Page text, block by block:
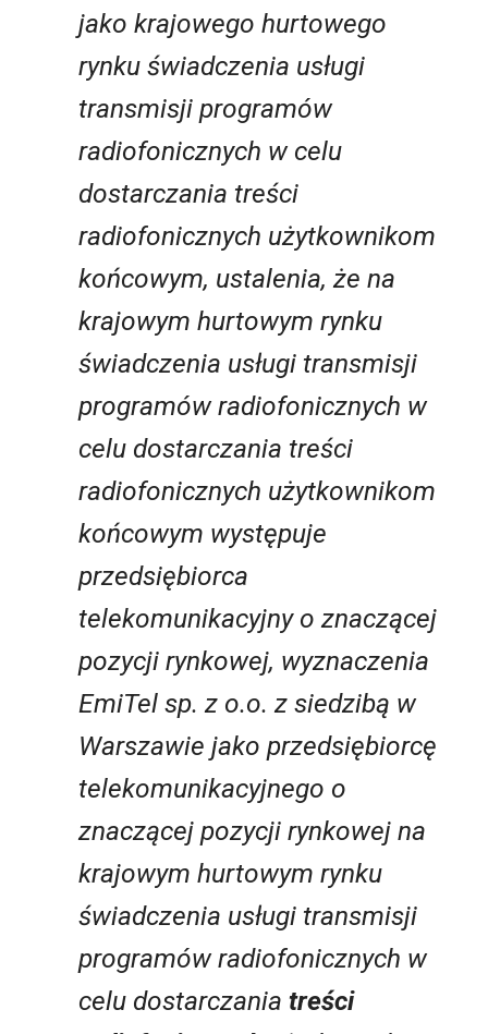
jako krajowego hurtowego
rynku świadczenia usługi
transmisji programów
radiofonicznych w celu
dostarczania treści
radiofonicznych użytkownikom
końcowym, ustalenia, że na
krajowym hurtowym rynku
świadczenia usługi transmisji
programów radiofonicznych w
celu dostarczania treści
radiofonicznych użytkownikom
końcowym występuje
przedsiębiorca
telekomunikacyjny o znaczącej
pozycji rynkowej, wyznaczenia
EmiTel sp. z o.o. z siedzibą w
Warszawie jako przedsiębiorcę
telekomunikacyjnego o
znaczącej pozycji rynkowej na
krajowym hurtowym rynku
świadczenia usługi transmisji
programów radiofonicznych w
celu dostarczania treści